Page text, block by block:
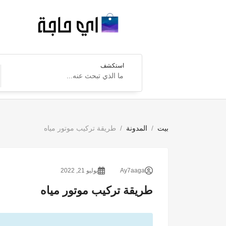
استكشف
بيت المدونة طريقة تركيب موتور مياه
Ay7aaga يوليو 21, 2022
طريقة تركيب موتور مياه